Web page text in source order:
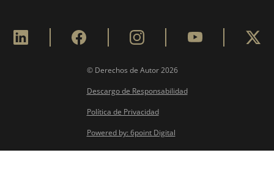
© Derechos de Autor2026
Descargo de Responsabilidad
Política de Privacidad
Powered by: 6point Digital